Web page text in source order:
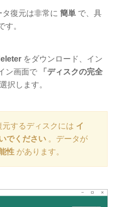
復元は非常に 簡単 で、具
す。
をダウンロード、イン
ン画面で
「ディスクの完全
択します。
元するディスクには イ
でください 。データが
性 があります。